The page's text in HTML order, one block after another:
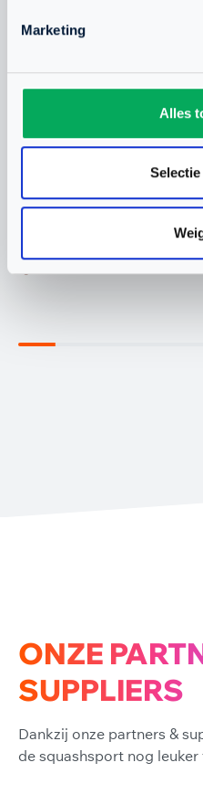
Marketing
Alles
WAARDEVOLLE WK-
ERVARING VOOR
NEDERLANDS
ONDER 19
ONZE
SUPPLIERS
Dankzij onze partners &
de squashsport nog leuker